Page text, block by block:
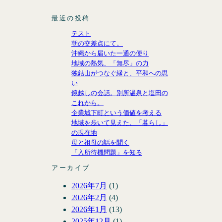
最近の投稿
テスト
朝の交差点にて。
沖縄から届いた一通の便り
地域の熱気、「無尽」の力
独鈷山がつなぐ縁と、平和への思
い
鏡越しの会話。別所温泉と塩田の
これから。
企業城下町という価値を考える
地域を歩いて見えた、「暮らし」
の現在地
母と祖母の話を聞く
「入所待機問題」を知る
アーカイブ
2026年7月 (1)
2026年2月 (4)
2026年1月 (13)